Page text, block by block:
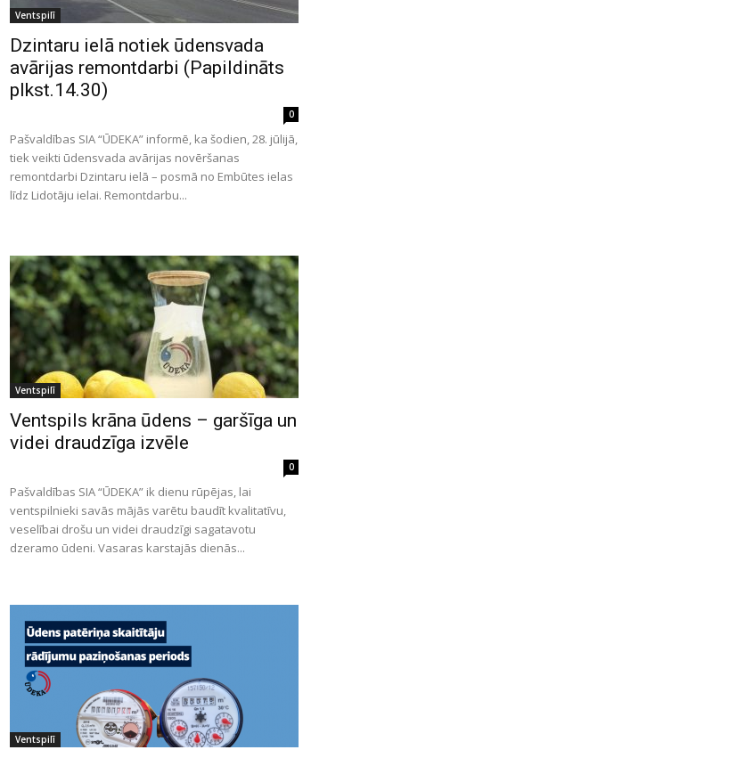
Ventspilī
Dzintaru ielā notiek ūdensvada
avārijas remontdarbi (Papildināts
plkst.14.30)
0
Pašvaldības SIA “ŪDEKA” informē, ka šodien, 28. jūlijā,
tiek veikti ūdensvada avārijas novēršanas
remontdarbi Dzintaru ielā – posmā no Embūtes ielas
līdz Lidotāju ielai. Remontdarbu...
Ventspilī
Ventspils krāna ūdens – garšīga un
videi draudzīga izvēle
0
Pašvaldības SIA “ŪDEKA” ik dienu rūpējas, lai
ventspilnieki savās mājās varētu baudīt kvalitatīvu,
veselībai drošu un videi draudzīgi sagatavotu
dzeramo ūdeni. Vasaras karstajās dienās...
Ventspilī